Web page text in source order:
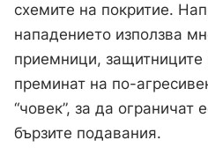
схемите на покритие.
нападението използва
приемници,
преминат на по-
“човек”, за да ограничат
бързите подавания.